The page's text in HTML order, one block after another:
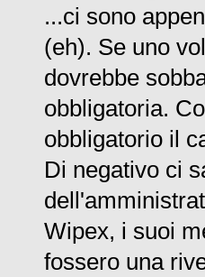
...ci sono
(eh). Se uno
dovrebbe
obbligatoria.
obbligatorio il
Di negativo ci
Wipex, i suoi
fossero una